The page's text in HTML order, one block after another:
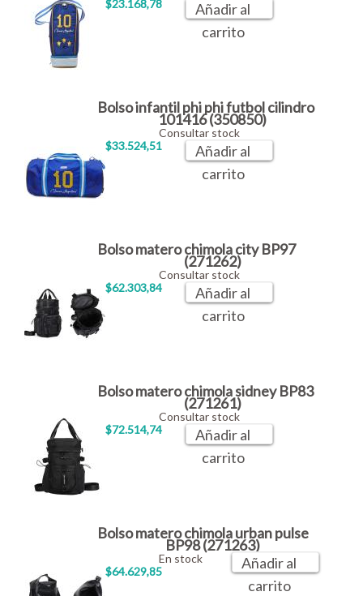
$23.168,78
Añadir al
carrito
Bolso infantil phi phi futbol cilindro
101416 (350850)
$33.524,51
Consultar stock
Añadir al
carrito
Bolso matero chimola city BP97
(271262)
$62.303,84
Consultar stock
Añadir al
carrito
Bolso matero chimola sidney BP83
(271261)
$72.514,74
Consultar stock
Añadir al
carrito
Bolso matero chimola urban pulse
BP98 (271263)
$64.629,85
En stock
Añadir al
carrito